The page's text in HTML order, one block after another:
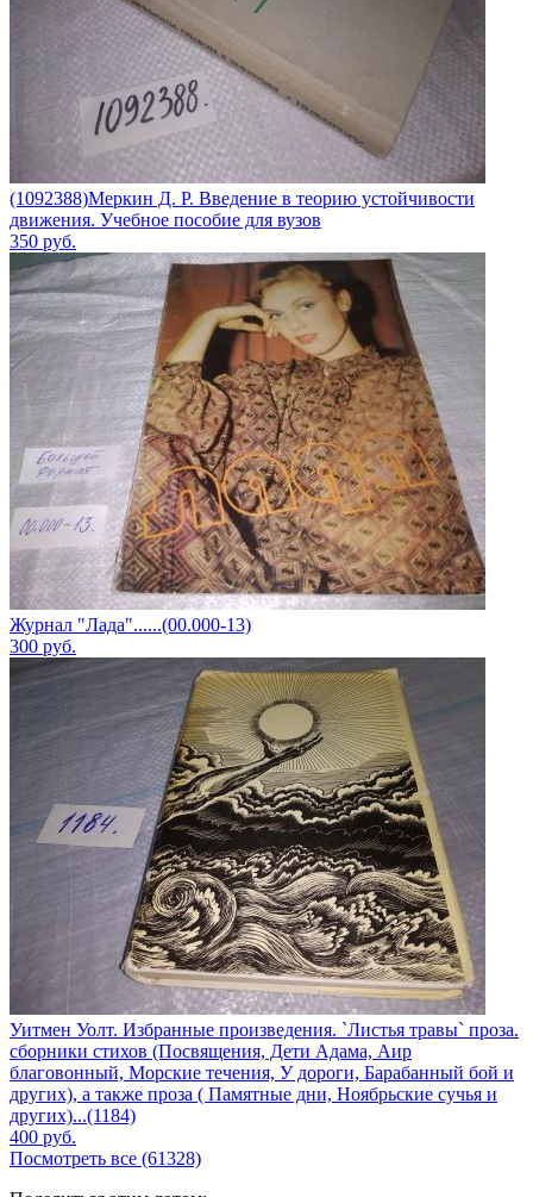
(1092388)Меркин Д. Р. Введение в теорию устойчивости
движения. Учебное пособие для вузов
350 руб.
Журнал "Лада"......(00.000-13)
300 руб.
Уитмен Уолт. Избранные произведения. `Листья травы` проза.
сборники стихов (Посвящения, Дети Адама, Аир
благовонный, Морские течения, У дороги, Барабанный бой и
других), а также проза ( Памятные дни, Ноябрьские сучья и
других)...(1184)
400 руб.
Посмотреть все (61328)